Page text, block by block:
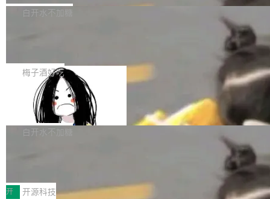
获配9...
题，该问题可能导致在旧版 Linux 内核...
P）！这一里程碑不仅标志着 Fluss 迈入新的发
长期停止内容更新，未能实现其作为“AI版维基百
提交的编辑请求也长期处于待处理状态。 Groki
pedia 于去年底上线，定位为由人工智能生成内
容的百科平台，被马斯克视为传统众包百科网站
维基百科的替代方案。Lawfare 调查发现，无论
热门页面还是低关注度页面，均未出现近期更
白开水不加糖
是这样的：配 MessageSource 的 Bean、写 R
eloadableResourceBundleMessageSource、
声明 LocaleResolver、注册 LocaleChangeInt
erceptor…五六步之后才能看到第一行翻译文
本。 Solon 换了个方式。整个 i18n 模块围绕三
梅子酒好吃
Apache Doris 4.1 全面增强 Iceberg：
支持 UPDATE、MERGE INTO 与 Iceb
erg V3
Apache Doris 4.1 要补齐的，正是缺失的那一
半。在已有查询能力的基础上，Doris 进一步支
常维护操作，并完整支持 Iceberg V3 格式。
白开水不加糖
村国家自主创新示范区会议中心开幕。本届大会
开 开源科技